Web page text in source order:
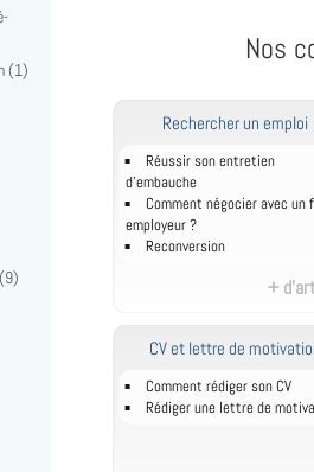
(1)
Nos
Rechercher un emploi
Réussir son entretien
d'embauche
Comment négocier avec un
employeur ?
Reconversion
+
CV et lettre de
Comment rédiger son CV
Rédiger une lettre de